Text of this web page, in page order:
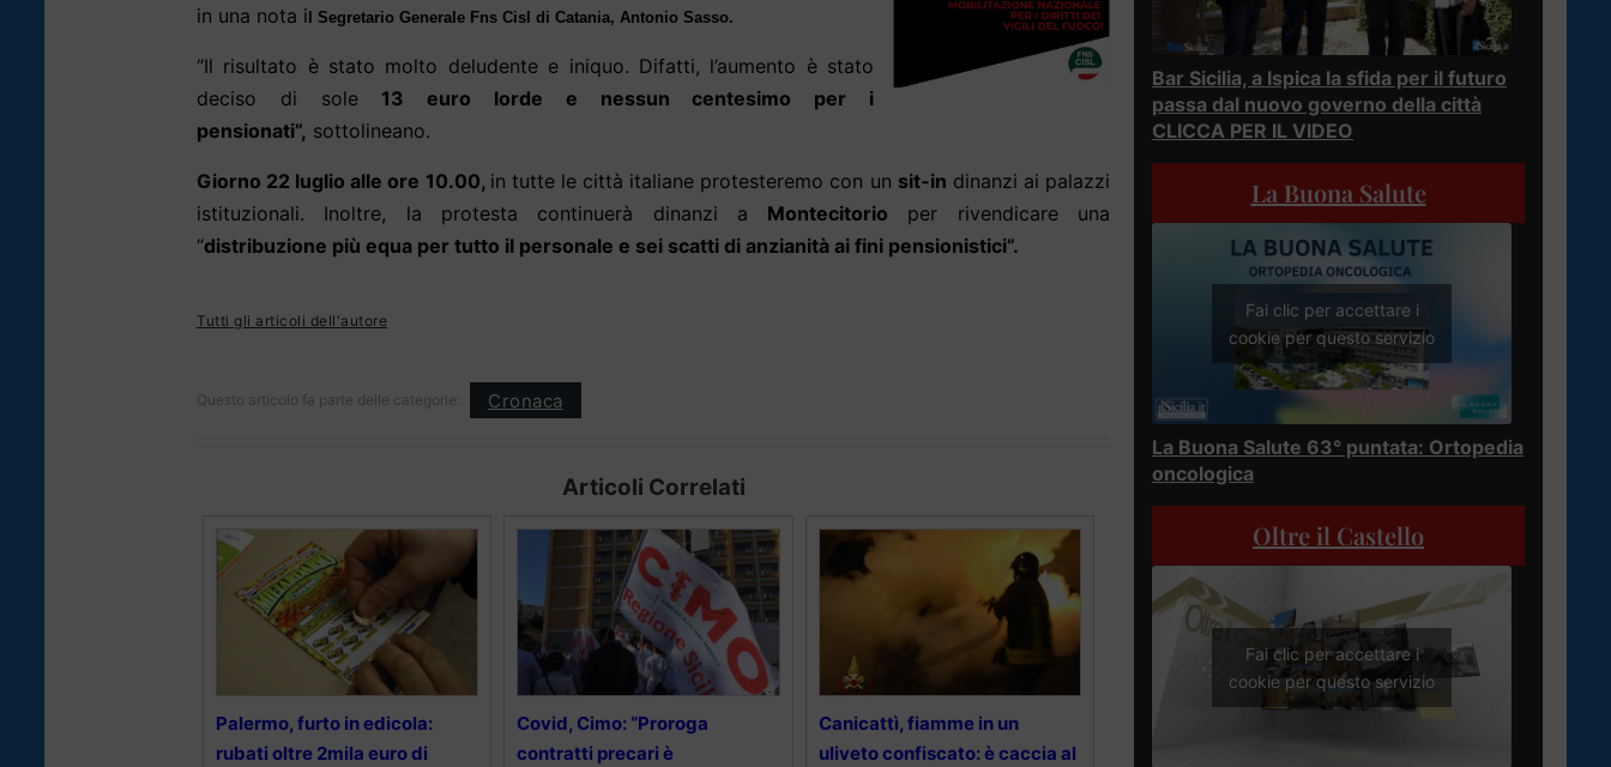
in una nota i l Segretario Generale Fns Cisl di Catania, Antonio Sasso.
“Il risultato è stato molto deludente e iniquo. Difatti, l’aumento è stato
deciso di sole 13 euro lorde e nessun centesimo per i
pensionati”, sottolineano.
Giorno 22 luglio alle ore 10.00, in tutte le città italiane protesteremo con un sit-in dinanzi ai palazzi
istituzionali. Inoltre, la protesta continuerà dinanzi a Montecitorio per rivendicare una
“distribuzione più equa per tutto il personale e sei scatti di anzianità ai fini pensionistici”.
Tutti gli articoli dell'autore
Questo articolo fa parte delle categorie: Cronaca
Articoli Correlati
Palermo, furto in edicola:
rubati oltre 2mila euro di
Covid, Cimo: “Proroga
contratti precari è
Canicattì, fiamme in un
uliveto confiscato: è caccia al
Bar Sicilia, a Ispica la sfida per il futuro
passa dal nuovo governo della città
CLICCA PER IL VIDEO
La Buona Salute
Fai clic per accettare i
cookie per questo servizio
La Buona Salute 63° puntata: Ortopedia
oncologica
Oltre il Castello
Fai clic per accettare i
cookie per questo servizio